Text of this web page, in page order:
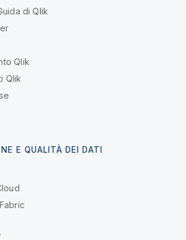
di Qlik
Qlik
Qlik
E QUALITÀ DEI DATI